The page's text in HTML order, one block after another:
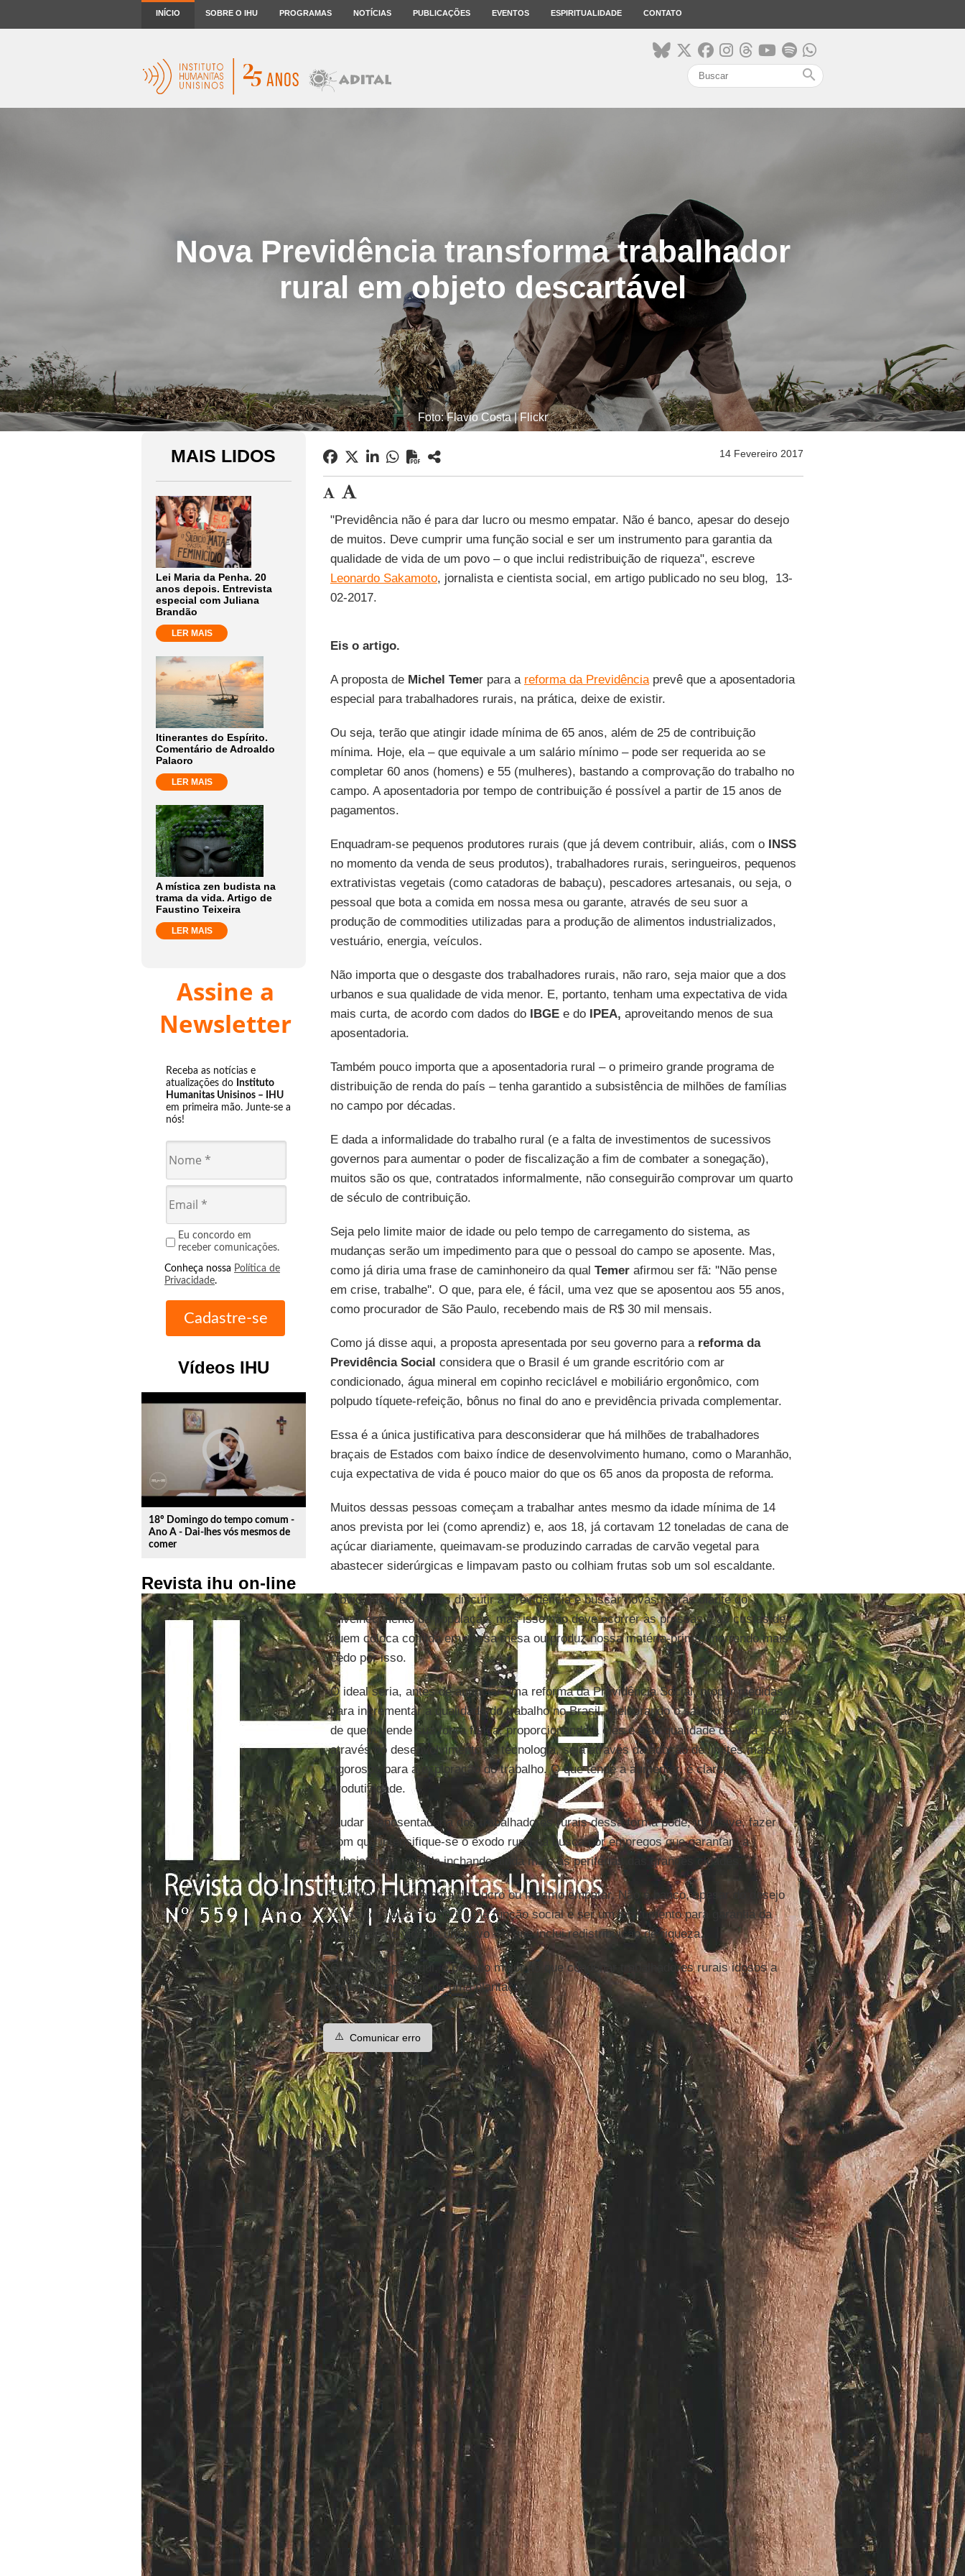
INÍCIO SOBRE O IHU PROGRAMAS NOTÍCIAS PUBLICAÇÕES EVENTOS ESPIRITUALIDADE CONTATO
search
Nova Previdência transforma trabalhador
rural em objeto descartável
Foto: Flavio Costa | Flickr
MAIS LIDOS
Lei Maria da Penha. 20
anos depois. Entrevista
especial com Juliana
Brandão
LER MAIS
Itinerantes do Espírito.
Comentário de Adroaldo
Palaoro
LER MAIS
A mística zen budista na
trama da vida. Artigo de
Faustino Teixeira
LER MAIS
Assine a
Newsletter
Receba as notícias e
atualizações do Instituto
Humanitas Unisinos – IHU
em primeira mão. Junte-se a
nós!
Eu concordo em
receber comunicações.
Conheça nossa Política de
Privacidade.
Vídeos IHU
play_circle_outline
18º Domingo do tempo comum -
Ano A - Dai-lhes vós mesmos de
comer
Revista ihu on-line
14 Fevereiro 2017
"Previdência não é para dar lucro ou mesmo empatar. Não é banco, apesar do desejo
de muitos. Deve cumprir uma função social e ser um instrumento para garantia da
qualidade de vida de um povo – o que inclui redistribuição de riqueza", escreve
Leonardo Sakamoto, jornalista e cientista social, em artigo publicado no seu blog,
13-
02-2017.
Eis o artigo.
A proposta de Michel Temer para a reforma da Previdênciaprevê que a aposentadoria
especial para trabalhadores rurais, na prática, deixe de existir.
Ou seja, terão que atingir idade mínima de 65 anos, além de 25 de contribuição
mínima. Hoje, ela – que equivale a um salário mínimo – pode ser requerida ao se
completar 60 anos (homens) e 55 (mulheres), bastando a comprovação do trabalho no
campo. A aposentadoria por tempo de contribuição é possível a partir de 15 anos de
pagamentos.
Enquadram-se pequenos produtores rurais (que já devem contribuir, aliás, com o INSS
no momento da venda de seus produtos), trabalhadores rurais, seringueiros, pequenos
extrativistas vegetais (como catadoras de babaçu), pescadores artesanais, ou seja, o
pessoal que bota a comida em nossa mesa ou garante, através de seu suor a
produção de commodities utilizadas para a produção de alimentos industrializados,
vestuário, energia, veículos.
Não importa que o desgaste dos trabalhadores rurais, não raro, seja maior que a dos
urbanos e sua qualidade de vida menor. E, portanto, tenham uma expectativa de vida
mais curta, de acordo com dados do IBGEe do IPEA, aproveitando menos de sua
aposentadoria.
Também pouco importa que a aposentadoria rural – o primeiro grande programa de
distribuição de renda do país – tenha garantido a subsistência de milhões de famílias
no campo por décadas.
E dada a informalidade do trabalho rural (e a falta de investimentos de sucessivos
governos para aumentar o poder de fiscalização a fim de combater a sonegação),
muitos são os que, contratados informalmente, não conseguirão comprovar um quarto
de século de contribuição.
Seja pelo limite maior de idade ou pelo tempo de carregamento do sistema, as
mudanças serão um impedimento para que o pessoal do campo se aposente. Mas,
como já diria uma frase de caminhoneiro da qual Temerafirmou ser fã: ''Não pense
em crise, trabalhe''. O que, para ele, é fácil, uma vez que se aposentou aos 55 anos,
como procurador de São Paulo, recebendo mais de R$ 30 mil mensais.
Como já disse aqui, a proposta apresentada por seu governo para a reforma da
Previdência Social considera que o Brasil é um grande escritório com ar
condicionado, água mineral em copinho reciclável e mobiliário ergonômico, com
polpudo tíquete-refeição, bônus no final do ano e previdência privada complementar.
Essa é a única justificativa para desconsiderar que há milhões de trabalhadores
braçais de Estados com baixo índice de desenvolvimento humano, como o Maranhão,
cuja expectativa de vida é pouco maior do que os 65 anos da proposta de reforma.
Muitos dessas pessoas começam a trabalhar antes mesmo da idade mínima de 14
anos prevista por lei (como aprendiz) e, aos 18, já cortavam 12 toneladas de cana de
açúcar diariamente, queimavam-se produzindo carradas de carvão vegetal para
abastecer siderúrgicas e limpavam pasto ou colhiam frutas sob um sol escaldante.
Óbvio que precisamos discutir a Previdência e buscar novas regras diante do
envelhecimento da população, mas isso não deve ocorrer às pressas e às custas de
quem coloca comida em nossa mesa ou produz nossa matéria-prima, morrendo mais
cedo por isso.
O ideal seria, antes de anunciar uma reforma da Previdência Social, propor medidas
para incrementar a qualidade do trabalho no Brasil, melhorando o salário e a formação
de quem vende sua força física, proporcionando a eles e elas qualidade de vida – seja
através do desenvolvimento da tecnologia, seja através da adoção de limites mais
rigorosos para a exploração do trabalho. O que tende a aumentar, é claro, a
produtividade.
Mudar a aposentadoria dos trabalhadores rurais dessa forma pode, inclusive, fazer
com que intensifique-se o êxodo rural na busca por empregos que garantam a
subsistência negada inchando ainda mais as periferias das grandes cidades.
Previdência não é para dar lucro ou mesmo empatar. Não é banco, apesar do desejo
de muitos. Deve cumprir uma função social e ser um instrumento para garantia da
qualidade de vida de um povo – o que inclui redistribuição de riqueza.
Coisa que, por aqui, é pecado maior do que condenar trabalhadores rurais idosos a
morrerem no meio de uma plantação.
⚠️ Comunicar erro